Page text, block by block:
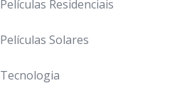
Películas Residenciais
Películas Solares
Tecnologia